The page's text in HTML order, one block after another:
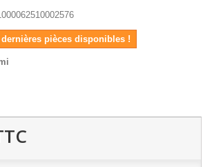
pièces disponibles !